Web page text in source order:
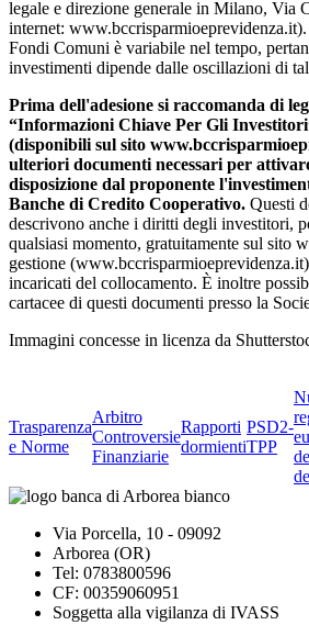
legale e direzione generale in Milano, Via
internet:
Fondi Comuni è variabile nel tempo,
investimenti dipende dalle oscillazioni di
Prima dell'adesione si raccomanda di
“Informazioni Chiave Per Gli
(disponibili sul sito
ulteriori documenti necessari per
disposizione dal proponente
Banche di Credito Cooperativo. Questi
descrivono anche i diritti degli investitori,
qualsiasi momento, gratuitamente sul sito
gestione
incaricati del collocamento. È inoltre
cartacee di questi documenti presso la
Immagini concesse in licenza da
Trasparenza
e Norme
Arbitro
Controversie
Finanziarie
Rapporti
dormienti
PSD2-
TPP
Via Porcella, 10 - 09092
Arborea (OR)
Tel: 0783800596
CF: 00359060951
Soggetta alla vigilanza di IVASS